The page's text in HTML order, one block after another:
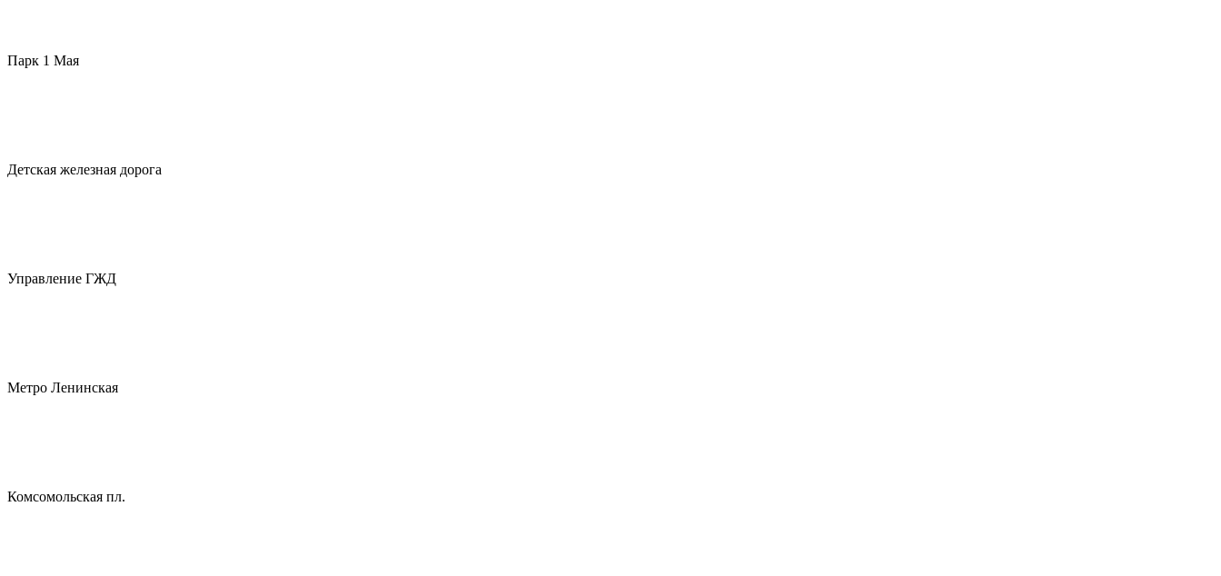
Парк 1 Мая
Детская железная дорога
Управление ГЖД
Метро Ленинская
Комсомольская пл.